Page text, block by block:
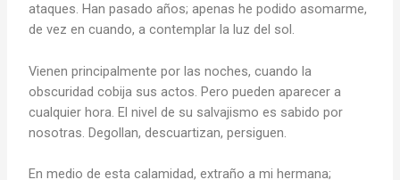
ataques. Han pasado años; apenas he podido asomarme,
de vez en cuando, a contemplar la luz del sol.
Vienen principalmente por las noches, cuando la
obscuridad cobija sus actos. Pero pueden aparecer a
cualquier hora. El nivel de su salvajismo es sabido por
nosotras. Degollan, descuartizan, persiguen.
En medio de esta calamidad, extraño a mi hermana;